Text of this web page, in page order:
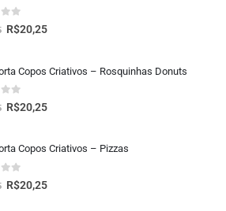
5
R$20,25
Copos Criativos – Rosquinhas Donuts
5
R$20,25
Copos Criativos – Pizzas
5
R$20,25